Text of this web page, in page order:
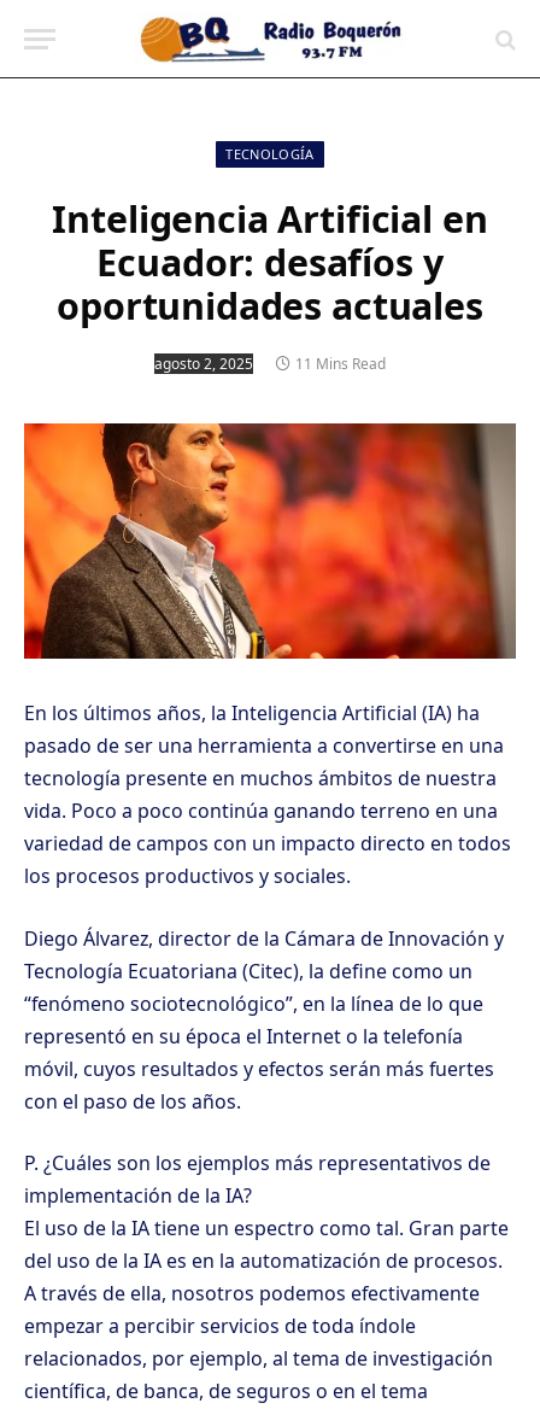
TECNOLOGÍA
Inteligencia Artificial en
Ecuador: desafíos y
oportunidades actuales
agosto 2, 2025 11 Mins Read
En los últimos años, la Inteligencia Artificial (IA) ha
pasado de ser una herramienta a convertirse en una
tecnología presente en muchos ámbitos de nuestra
vida. Poco a poco continúa ganando terreno en una
variedad de campos con un impacto directo en todos
los procesos productivos y sociales.
Diego Álvarez, director de la Cámara de Innovación y
Tecnología Ecuatoriana (Citec), la define como un
“fenómeno sociotecnológico”, en la línea de lo que
representó en su época el Internet o la telefonía
móvil, cuyos resultados y efectos serán más fuertes
con el paso de los años.
P. ¿Cuáles son los ejemplos más representativos de
implementación de la IA?
El uso de la IA tiene un espectro como tal. Gran parte
del uso de la IA es en la automatización de procesos.
A través de ella, nosotros podemos efectivamente
empezar a percibir servicios de toda índole
relacionados, por ejemplo, al tema de investigación
científica, de banca, de seguros o en el tema